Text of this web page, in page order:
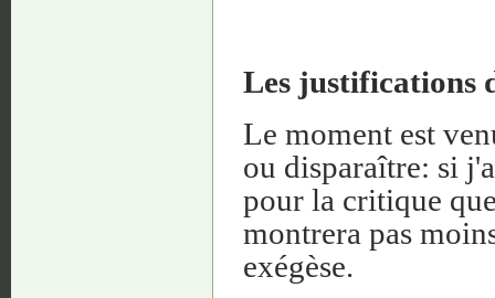
Les justifications
Le moment est
ou disparaître: si
pour la critique
montrera pas
exégèse.